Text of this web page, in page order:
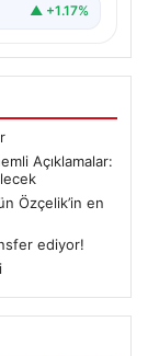
▲ +1.17%
Açıklamalar:
Özçelik’in en
ediyor!